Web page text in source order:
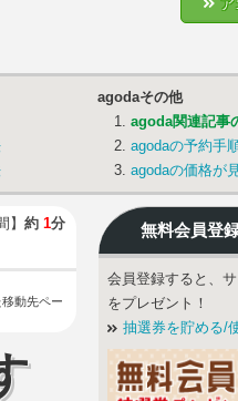
ア
agodaその他
agoda関連記事
agodaの予約手
agodaの価格が
】 約 1分
移動先ペー
無料会員登
会員登録すると、
をプレゼント！
抽選券を貯める/